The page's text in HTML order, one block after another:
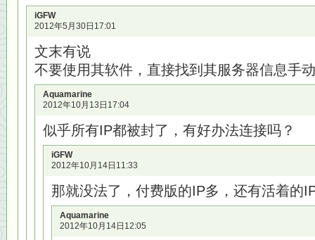
iGFW
2012年5月30日17:01
文末有说
不要使用其软件，直接找到其服务器信息手
Aquamarine
2012年10月13日17:04
似乎所有IP都被封了，有好办法连接吗？
iGFW
2012年10月14日11:33
那就没法了，付费版的IP多，还有活着的
Aquamarine
2012年10月14日12:05